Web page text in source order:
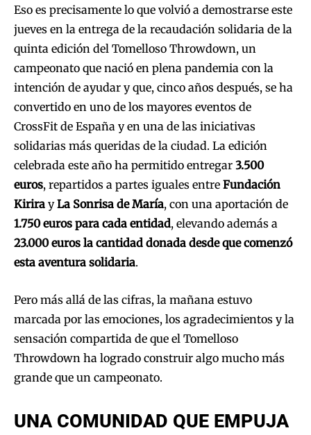
Eso es precisamente lo que volvió a demostrarse este
jueves en la entrega de la recaudación solidaria de la
quinta edición del Tomelloso Throwdown, un
campeonato que nació en plena pandemia con la
intención de ayudar y que, cinco años después, se ha
convertido en uno de los mayores eventos de
CrossFit de España y en una de las iniciativas
solidarias más queridas de la ciudad. La edición
celebrada este año ha permitido entregar 3.500
euros, repartidos a partes iguales entre Fundación
Kirira yLa Sonrisa de María, con una aportación de
1.750 euros para cada entidad, elevando además a
23.000 euros la cantidad donada desde que comenzó
esta aventura solidaria.
Pero más allá de las cifras, la mañana estuvo
marcada por las emociones, los agradecimientos y la
sensación compartida de que el Tomelloso
Throwdown ha logrado construir algo mucho más
grande que un campeonato.
UNA COMUNIDAD QUE EMPUJA